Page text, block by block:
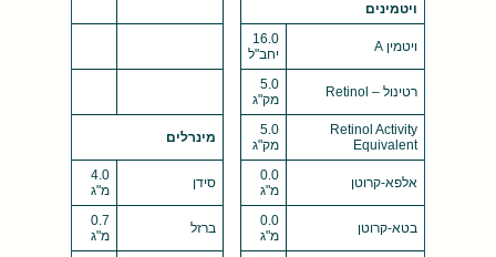
ויטמינים
ויטמין A
16.0
יחב"ל
רטינול – Retinol
5.0
מק"ג
Retinol Activity
Equivalent
5.0
מק"ג
מינרלים
אלפא-קרוטן
0.0
מ"ג
סידן
4.0
מ"ג
בטא-קרוטן
0.0
מ"ג
ברזל
0.7
מ"ג